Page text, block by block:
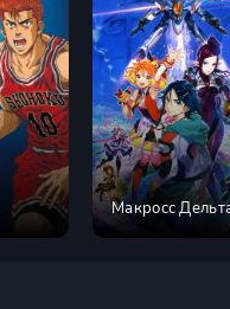
Макросс